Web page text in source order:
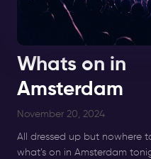
Whats on in
Amsterdam
November 20, 2024
All dressed up but nowhere
what’s on in Amsterdam